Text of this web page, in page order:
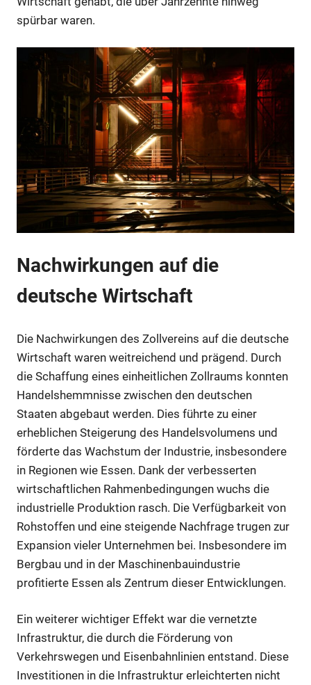
spürbar waren.
Nachwirkungen auf die
deutsche Wirtschaft
Die Nachwirkungen des Zollvereins auf die deutsche
Wirtschaft waren weitreichend und prägend. Durch
die Schaffung eines einheitlichen Zollraums konnten
Handelshemmnisse zwischen den deutschen
Staaten abgebaut werden. Dies führte zu einer
erheblichen Steigerung des Handelsvolumens und
förderte das Wachstum der Industrie, insbesondere
in Regionen wie Essen. Dank der verbesserten
wirtschaftlichen Rahmenbedingungen wuchs die
industrielle Produktion rasch. Die Verfügbarkeit von
Rohstoffen und eine steigende Nachfrage trugen zur
Expansion vieler Unternehmen bei. Insbesondere im
Bergbau und in der Maschinenbauindustrie
profitierte Essen als Zentrum dieser Entwicklungen.
Ein weiterer wichtiger Effekt war die vernetzte
Infrastruktur, die durch die Förderung von
Verkehrswegen und Eisenbahnlinien entstand. Diese
Investitionen in die Infrastruktur erleichterten nicht